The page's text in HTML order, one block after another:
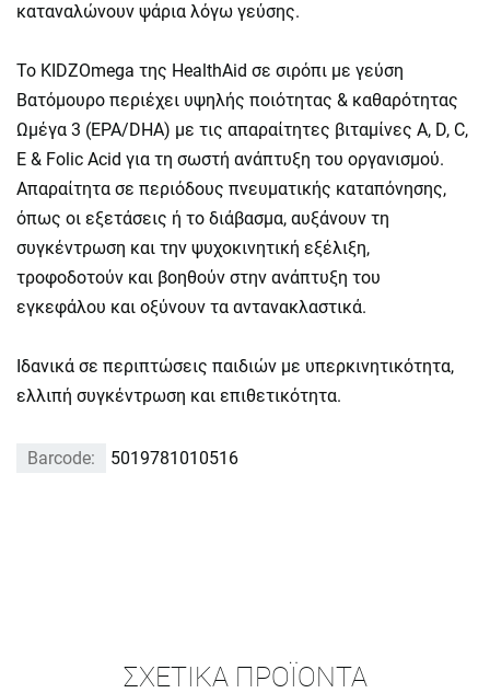
καταναλώνουν ψάρια λόγω γεύσης.
Το KIDZOmega της HealthAid σε σιρόπι με γεύση
Βατόμουρο περιέχει υψηλής ποιότητας & καθαρότητας
Ωμέγα 3 (EPA/DHA) με τις απαραίτητες βιταμίνες A, D, C,
E & Folic Acid για τη σωστή ανάπτυξη του οργανισμού.
Απαραίτητα σε περιόδους πνευματικής καταπόνησης,
όπως οι εξετάσεις ή το διάβασμα, αυξάνουν τη
συγκέντρωση και την ψυχοκινητική εξέλιξη,
τροφοδοτούν και βοηθούν στην ανάπτυξη του
εγκεφάλου και οξύνουν τα αντανακλαστικά.
Ιδανικά σε περιπτώσεις παιδιών με υπερκινητικότητα,
ελλιπή συγκέντρωση και επιθετικότητα.
Barcode: 5019781010516
ΣΧΕΤΙΚΆ ΠΡΟΪΌΝΤΑ